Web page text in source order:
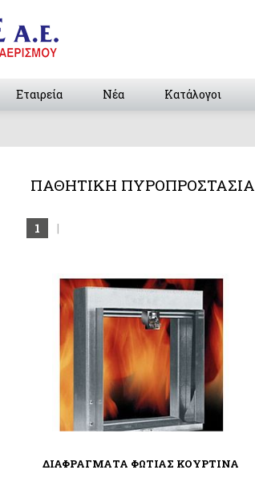
Εταιρεία Νέα Κατάλογοι
ΠΑΘΗΤΙΚΗ ΠΥΡΟΠΡΟΣΤΑΣΙΑ
1 |
ΔΙΑΦΡΑΓΜΑΤΑ ΦΩΤΙΑΣ ΚΟΥΡΤΙΝΑ